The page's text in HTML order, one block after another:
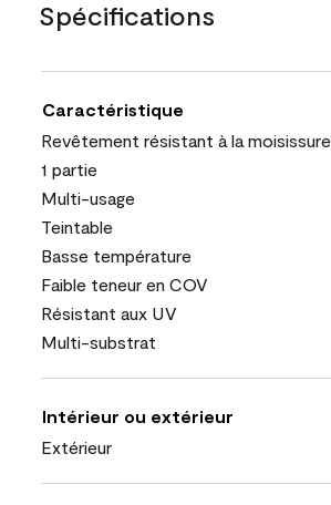
Spécifications
Caractéristique
Revêtement résistant à la moisissure
1 partie
Multi-usage
Teintable
Basse température
Faible teneur en COV
Résistant aux UV
Multi-substrat
Intérieur ou extérieur
Extérieur